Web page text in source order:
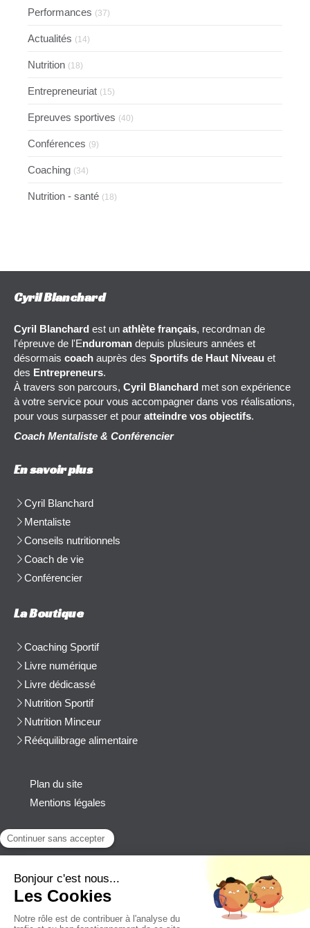
Performances (37)
Actualités (14)
Nutrition (18)
Entrepreneuriat (15)
Epreuves sportives (40)
Conférences (9)
Coaching (34)
Nutrition - santé (18)
Cyril Blanchard
Cyril Blanchard est un athlète français, recordman de
l'épreuve de l'Enduroman depuis plusieurs années et
désormais coach auprès des Sportifs de Haut Niveau et
des Entrepreneurs.
À travers son parcours, Cyril Blanchard met son expérience
à votre service pour vous accompagner dans vos réalisations,
pour vous surpasser et pour atteindre vos objectifs.
Coach Mentaliste & Conférencier
En savoir plus
Cyril Blanchard
Mentaliste
Conseils nutritionnels
Coach de vie
Conférencier
La Boutique
Coaching Sportif
Livre numérique
Livre dédicassé
Nutrition Sportif
Nutrition Minceur
Rééquilibrage alimentaire
Plan du site
Mentions légales
Contact
cblanchard@beep-consulting.com
Contacter Cyril